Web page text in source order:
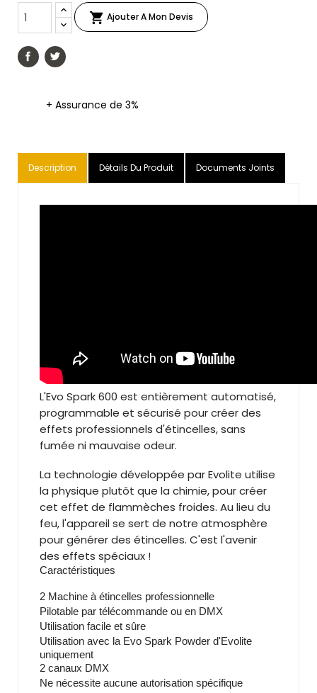
 Ajouter A Mon Devis
+ Assurance de 3%
Description Détails Du Produit Documents Joints
L'Evo Spark 600 est entièrement automatisé,
programmable et sécurisé pour créer des
effets professionnels d'étincelles, sans
fumée ni mauvaise odeur.
La technologie développée par Evolite utilise
la physique plutôt que la chimie, pour créer
cet effet de flammèches froides. Au lieu du
feu, l'appareil se sert de notre atmosphère
pour générer des étincelles. C'est l'avenir
des effets spéciaux !
Caractéristiques
2 Machine à étincelles professionnelle
Pilotable par télécommande ou en DMX
Utilisation facile et sûre
Utilisation avec la Evo Spark Powder d'Evolite
uniquement
2 canaux DMX
Ne nécessite aucune autorisation spécifique